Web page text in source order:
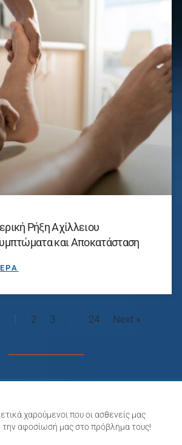
Ρήξη Αχίλλειου
και Αποκατάσταση
1 2 3 … 24 Next »
χαρούμενοι που οι ασθενείς μας
την αφοσίωσή μας στο πρόβλημα τους!